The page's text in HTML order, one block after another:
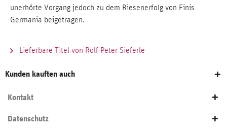
unerhörte Vorgang jedoch zu dem Riesenerfolg von Finis
Germania beigetragen.
Lieferbare Titel von Rolf Peter Sieferle
Kunden kauften auch
Kontakt
Datenschutz